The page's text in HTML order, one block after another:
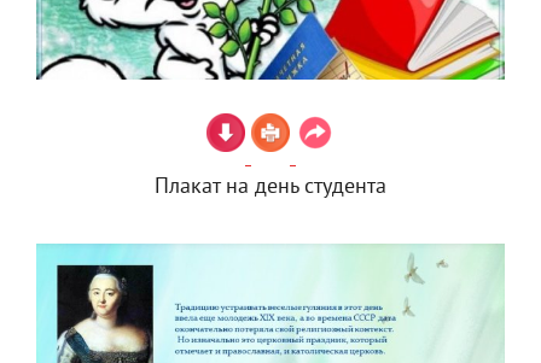
Плакат на день студента